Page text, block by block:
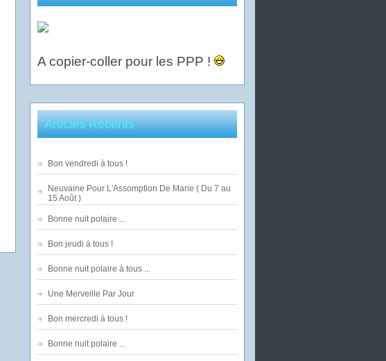
A copier-coller pour les PPP !
Articles Récents
Bon vendredi à tous !
Neuvaine Pour L'Assomption De Marie ( Du 7 au
15 Août )
Bonne nuit polaire ...
Bon jeudi à tous !
Bonne nuit polaire à tous ...
Une Merveille Par Jour
Bon mercredi à tous !
Bonne nuit polaire ...